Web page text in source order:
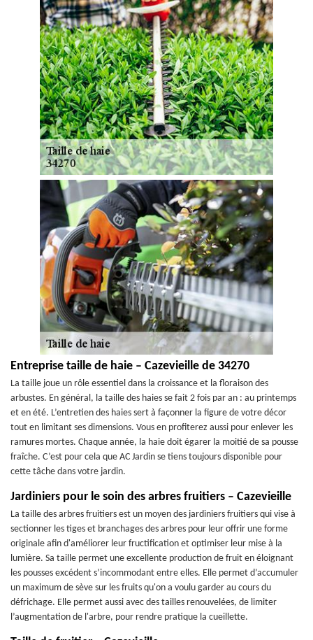
Entreprise taille de haie – Cazevieille de 34270
La taille joue un rôle essentiel dans la croissance et la floraison des
arbustes. En général, la taille des haies se fait 2 fois par an : au printemps
et en été. L’entretien des haies sert à façonner la figure de votre décor
tout en limitant ses dimensions. Vous en profiterez aussi pour enlever les
ramures mortes. Chaque année, la haie doit égarer la moitié de sa pousse
fraîche. C’est pour cela que AC Jardin se tiens toujours disponible pour
cette tâche dans votre jardin.
Jardiniers pour le soin des arbres fruitiers – Cazevieille
La taille des arbres fruitiers est un moyen des jardiniers fruitiers qui vise à
sectionner les tiges et branchages des arbres pour leur offrir une forme
originale afin d'améliorer leur fructification et optimiser leur mise à la
lumière. Sa taille permet une excellente production de fruit en éloignant
les pousses excédent s’incommodant entre elles. Elle permet d’accumuler
un maximum de sève sur les fruits qu'on a voulu garder au cours du
défrichage. Elle permet aussi avec des tailles renouvelées, de limiter
l’augmentation de l'arbre, pour rendre pratique la cueillette.